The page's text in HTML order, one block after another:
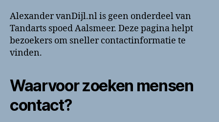
Alexander vanDijl.nl is geen onderdeel van
Tandarts spoed Aalsmeer. Deze pagina helpt
bezoekers om sneller contactinformatie te
vinden.
Waarvoor zoeken mensen
contact?